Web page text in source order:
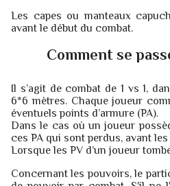
Les capes ou manteaux
avant le début du combat.
Comment se
Il s’agit de combat de 1 vs 1,
6*6 mètres. Chaque joueur
éventuels points d’armure (PA).
Dans le cas où un joueur
ces PA qui sont perdus, avant les
Lorsque les PV d’un joueur
Concernant les pouvoirs, le